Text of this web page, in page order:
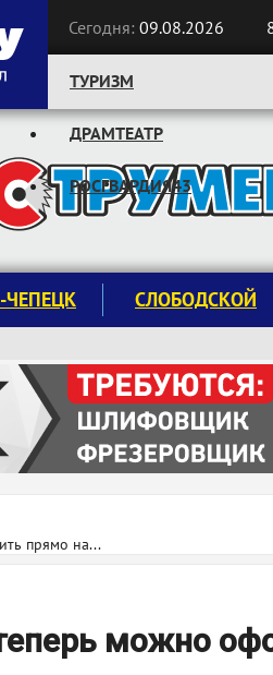
Сегодня: 09.08.2026
ТУРИЗМ
ДРАМТЕАТР
РОСГВАРДИЯ43
СЛОБОДСКОЙ
прямо на...
можно